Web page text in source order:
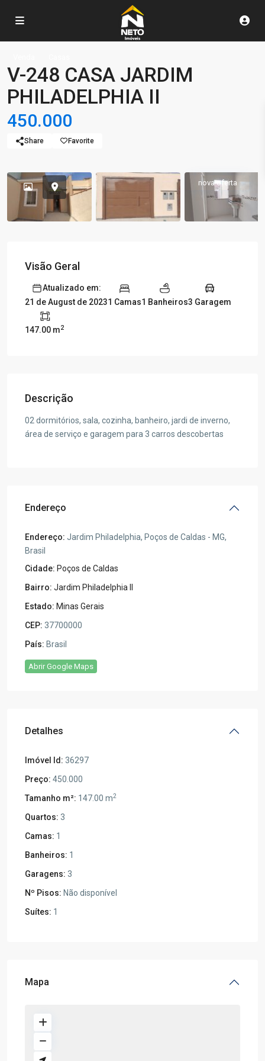
V-248 CASA JARDIM
PHILADELPHIA II
450.000
Share Favorite
nova oferta
Visão Geral
Atualizado em:
21 de August de 20231 Camas1 Banheiros3 Garagem
147.00 m2
Descrição
02 dormitórios, sala, cozinha, banheiro, jardi de inverno,
área de serviço e garagem para 3 carros descobertas
Endereço
Endereço: Jardim Philadelphia, Poços de Caldas - MG,
Brasil
Cidade: Poços de Caldas
Bairro: Jardim Philadelphia II
Estado: Minas Gerais
CEP: 37700000
País: Brasil
Abrir Google Maps
Detalhes
Imóvel Id: 36297
Preço: 450.000
Tamanho m²: 147.00 m2
Quartos: 3
Camas: 1
Banheiros: 1
Garagens: 3
Nº Pisos: Não disponível
Suítes: 1
Mapa